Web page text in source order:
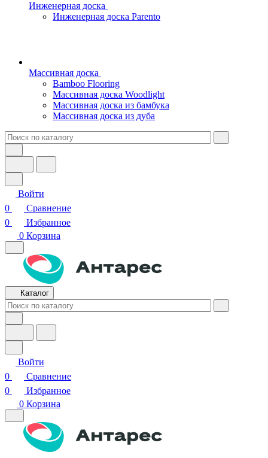
Инженерная доска
Инженерная доска Parento
Массивная доска
Bamboo Flooring
Массивная доска Woodlight
Массивная доска из бамбука
Массивная доска из дуба
Войти
0
Сравнение
0
Избранное
0 Корзина
Каталог
Войти
0
Сравнение
0
Избранное
0 Корзина